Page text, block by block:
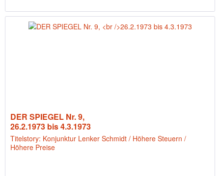
DER SPIEGEL Nr. 9,
26.2.1973 bis 4.3.1973
Titelstory: Konjunktur Lenker Schmidt / Höhere Steuern /
Höhere Preise